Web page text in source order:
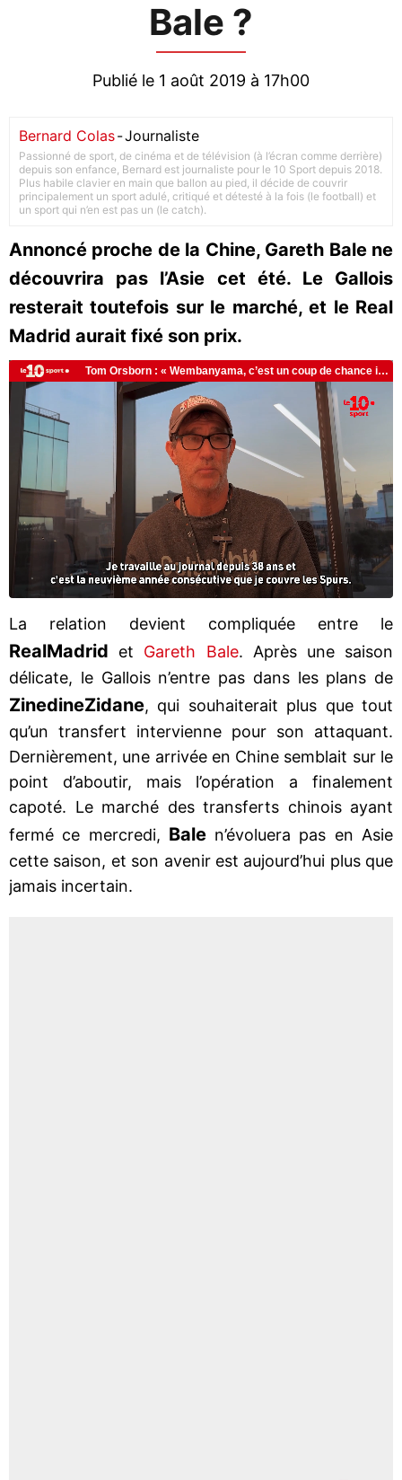
Bale ?
Publié le 1 août 2019 à 17h00
Bernard Colas-Journaliste
Passionné de sport, de cinéma et de télévision (à l’écran comme derrière)
depuis son enfance, Bernard est journaliste pour le 10 Sport depuis 2018.
Plus habile clavier en main que ballon au pied, il décide de couvrir
principalement un sport adulé, critiqué et détesté à la fois (le football) et
un sport qui n’en est pas un (le catch).
Annoncé proche de la Chine, Gareth Bale ne
découvrira pas l’Asie cet été. Le Gallois
resterait toutefois sur le marché, et le Real
Madrid aurait fixé son prix.
La relation devient compliquée entre le
RealMadrid et Gareth Bale. Après une saison
délicate, le Gallois n’entre pas dans les plans de
ZinedineZidane, qui souhaiterait plus que tout
qu’un transfert intervienne pour son attaquant.
Dernièrement, une arrivée en Chine semblait sur le
point d’aboutir, mais l’opération a finalement
capoté. Le marché des transferts chinois ayant
fermé ce mercredi, Balen’évoluera pas en Asie
cette saison, et son avenir est aujourd’hui plus que
jamais incertain.